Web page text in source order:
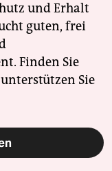
und Erhalt
guten, frei
Finden Sie
Sie